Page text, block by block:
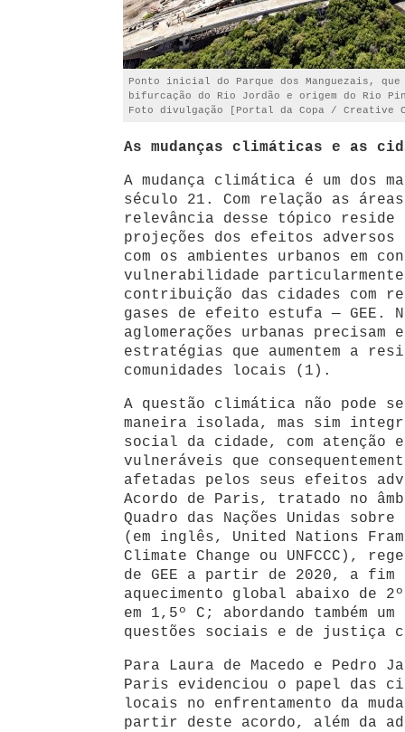
Ponto inicial do Parque dos Manguezais, que
bifurcação do Rio Jordão e origem do Rio
Foto divulgação [Portal da Copa / Creative
As mudanças climáticas e as
A mudança climática é um dos
século 21. Com relação as
relevância desse tópico reside
projeções dos efeitos adversos
com os ambientes urbanos em
vulnerabilidade
contribuição das cidades com
gases de efeito estufa — GEE.
aglomerações urbanas precisam
estratégias que aumentem a
comunidades locais (1).
A questão climática não pode
maneira isolada, mas sim
social da cidade, com atenção
vulneráveis que
afetadas pelos seus efeitos
Acordo de Paris, tratado no
Quadro das Nações Unidas sobre
(em inglês, United Nations
Climate Change ou UNFCCC),
de GEE a partir de 2020, a fim
aquecimento global abaixo de
em 1,5º C; abordando também
questões sociais e de justiça
Para Laura de Macedo e Pedro
Paris evidenciou o papel das
locais no enfrentamento da
partir deste acordo, além da